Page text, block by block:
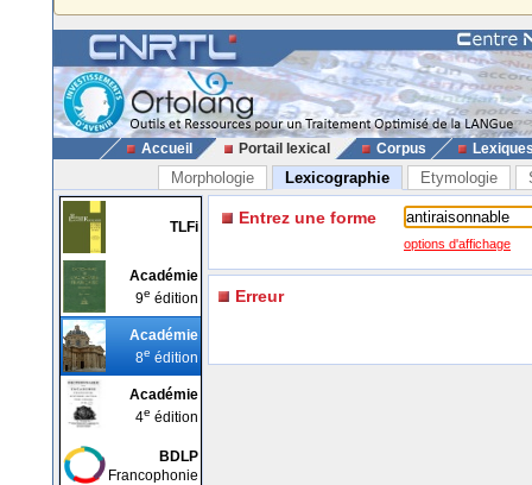
Accueil Portail lexical Corpus
Morphologie Lexicographie Etymologie
TLFi
Académie
9e édition
Académie
8e édition
Académie
4e édition
BDLP
Francophonie
Entrez une forme
options d'affichage
Erreur